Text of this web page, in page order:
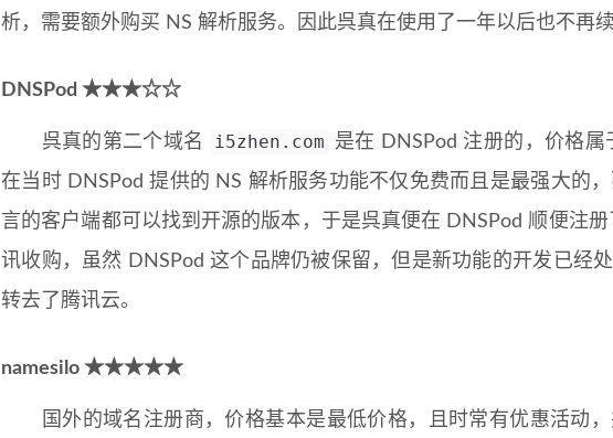
析，需要额外购买 NS 解析服务。因此呉真在使用了一年以后也不再续
DNSPod ★★★☆☆
呉真的第二个域名 i5zhen.com
是在 DNSPod 注册的，价格
在当时 DNSPod 提供的 NS 解析服务功能不仅免费而且是最强大的
言的客户端都可以找到开源的版本，于是呉真便在 DNSPod 顺便注
讯收购，虽然 DNSPod 这个品牌仍被保留，但是新功能的开发已经
转去了腾讯云。
namesilo ★★★★★
国外的域名注册商，价格基本是最低价格，且时常有优惠活动，